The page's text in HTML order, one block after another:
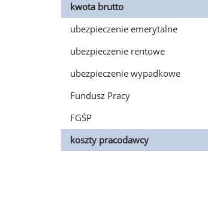
kwota brutto
ubezpieczenie emerytalne
ubezpieczenie rentowe
ubezpieczenie wypadkowe
Fundusz Pracy
FGŚP
koszty pracodawcy